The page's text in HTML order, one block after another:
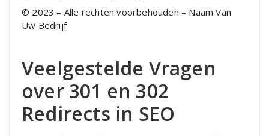
© 2023 – Alle rechten voorbehouden – Naam Van
Uw Bedrijf
Veelgestelde Vragen
over 301 en 302
Redirects in SEO